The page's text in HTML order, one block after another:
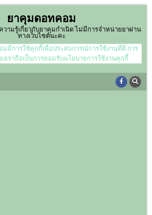
ยาคุมดอทคอม
วามรู้เกี่ยวกับยาคุมกำเนิด ไม่มีการจำหน่ายยาผ่าน
ทางเว็บไซต์นะคะ
มมีการใช้คุกกี้เพื่อประสบการณ์การใช้งานที่ดี การ
งเราถือเป็นการยอมรับนโยบายการใช้งานคุกกี้